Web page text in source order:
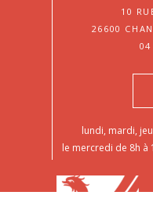
10
26600
lundi, mardi,
le mercredi de 8h à